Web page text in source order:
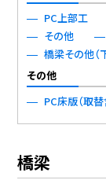
PC上部工
その他
橋梁その他（
その他
PC床版（取替
橋梁